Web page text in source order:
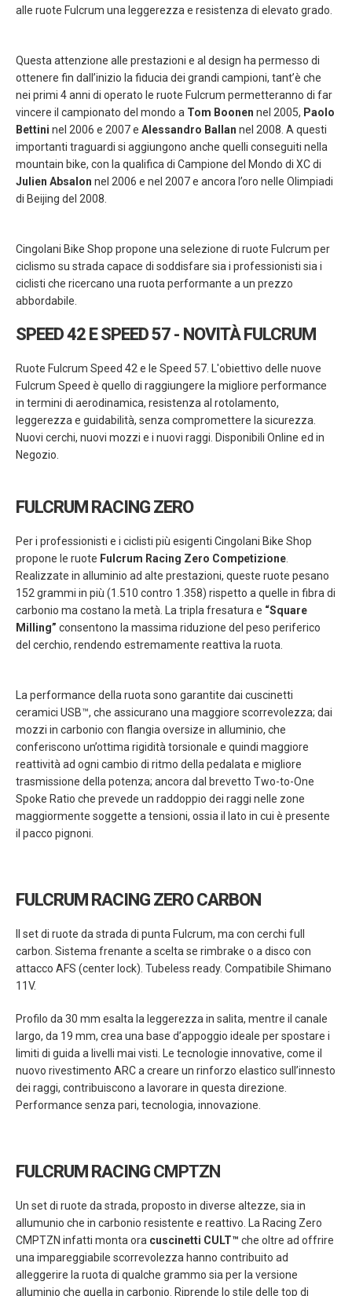
alle ruote Fulcrum una leggerezza e resistenza di elevato grado.
Questa attenzione alle prestazioni e al design ha permesso di
ottenere fin dall’inizio la fiducia dei grandi campioni, tant’è che
nei primi 4 anni di operato le ruote Fulcrum permetteranno di far
vincere il campionato del mondo a Tom Boonen nel 2005, Paolo
Bettini nel 2006 e 2007 e Alessandro Ballan nel 2008. A questi
importanti traguardi si aggiungono anche quelli conseguiti nella
mountain bike, con la qualifica di Campione del Mondo di XC di
Julien Absalon nel 2006 e nel 2007 e ancora l’oro nelle Olimpiadi
di Beijing del 2008.
Cingolani Bike Shop propone una selezione di ruote Fulcrum per
ciclismo su strada capace di soddisfare sia i professionisti sia i
ciclisti che ricercano una ruota performante a un prezzo
abbordabile.
SPEED 42 E SPEED 57 - NOVITÀ FULCRUM
Ruote Fulcrum Speed 42 e le Speed 57. L'obiettivo delle nuove
Fulcrum Speed è quello di raggiungere la migliore performance
in termini di aerodinamica, resistenza al rotolamento,
leggerezza e guidabilità, senza compromettere la sicurezza.
Nuovi cerchi, nuovi mozzi e i nuovi raggi. Disponibili Online ed in
Negozio.
FULCRUM RACING ZERO
Per i professionisti e i ciclisti più esigenti Cingolani Bike Shop
propone le ruote Fulcrum Racing Zero Competizione
Realizzate in alluminio ad alte prestazioni, queste ruote pesano
152 grammi in più (1.510 contro 1.358) rispetto a quelle in fibra di
carbonio ma costano la metà. La tripla fresatura e “Square
Milling” consentono la massima riduzione del peso periferico
del cerchio, rendendo estremamente reattiva la ruota.
La performance della ruota sono garantite dai cuscinetti
ceramici USB™, che assicurano una maggiore scorrevolezza; dai
mozzi in carbonio con flangia oversize in alluminio, che
conferiscono un’ottima rigidità torsionale e quindi maggiore
reattività ad ogni cambio di ritmo della pedalata e migliore
trasmissione della potenza; ancora dal brevetto Two-to-One
Spoke Ratio che prevede un raddoppio dei raggi nelle zone
maggiormente soggette a tensioni, ossia il lato in cui è presente
il pacco pignoni.
FULCRUM RACING ZERO CARBON
Il set di ruote da strada di punta Fulcrum, ma con cerchi full
carbon. Sistema frenante a scelta se rimbrake o a disco con
attacco AFS (center lock). Tubeless ready. Compatibile Shimano
11V.
Profilo da 30 mm esalta la leggerezza in salita, mentre il canale
largo, da 19 mm, crea una base d’appoggio ideale per spostare i
limiti di guida a livelli mai visti. Le tecnologie innovative, come il
nuovo rivestimento ARC a creare un rinforzo elastico sull’innesto
dei raggi, contribuiscono a lavorare in questa direzione.
Performance senza pari, tecnologia, innovazione.
FULCRUM RACING CMPTZN
Un set di ruote da strada, proposto in diverse altezze, sia in
allumunio che in carbonio resistente e reattivo. La Racing Zero
CMPTZN infatti monta ora cuscinetti CULT™ che oltre ad offrire
una impareggiabile scorrevolezza hanno contribuito ad
alleggerire la ruota di qualche grammo sia per la versione
alluminio che quella in carbonio. Riprende lo stile delle top di